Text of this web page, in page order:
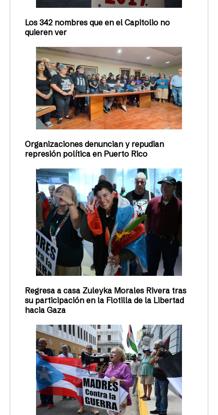
Los 342 nombres que en el Capitolio no
quieren ver
Organizaciones denuncian y repudian
represión política en Puerto Rico
Regresa a casa Zuleyka Morales Rivera tras
su participación en la Flotilla de la Libertad
hacia Gaza